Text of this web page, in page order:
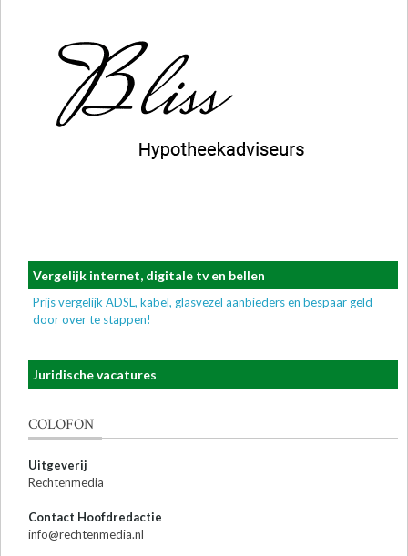
Vergelijk internet, digitale tv en bellen
Prijs vergelijk ADSL, kabel, glasvezel aanbieders en bespaar geld
door over te stappen!
Juridische vacatures
COLOFON
Uitgeverij
Rechtenmedia
Contact Hoofdredactie
info@rechtenmedia.nl